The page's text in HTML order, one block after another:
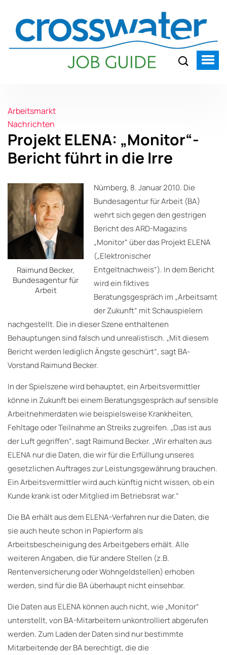
Arbeitsmarkt
Nachrichten
Projekt ELENA: „Monitor“-
Bericht führt in die Irre
Raimund Becker,
Bundesagentur für
Arbeit
Nürnberg, 8. Januar 2010. Die
Bundesagentur für Arbeit (BA)
wehrt sich gegen den gestrigen
Bericht des ARD-Magazins
„Monitor“ über das Projekt ELENA
(„Elektronischer
Entgeltnachweis“). In dem Bericht
wird ein fiktives
Beratungsgespräch im „Arbeitsamt
der Zukunft“ mit Schauspielern
nachgestellt. Die in dieser Szene enthaltenen
Behauptungen sind falsch und unrealistisch. „Mit diesem
Bericht werden lediglich Ängste geschürt“, sagt BA-
Vorstand Raimund Becker.
In der Spielszene wird behauptet, ein Arbeitsvermittler
könne in Zukunft bei einem Beratungsgespräch auf sensible
Arbeitnehmerdaten wie beispielsweise Krankheiten,
Fehltage oder Teilnahme an Streiks zugreifen. „Das ist aus
der Luft gegriffen“, sagt Raimund Becker. „Wir erhalten aus
ELENA nur die Daten, die wir für die Erfüllung unseres
gesetzlichen Auftrages zur Leistungsgewährung brauchen.
Ein Arbeitsvermittler wird auch künftig nicht wissen, ob ein
Kunde krank ist oder Mitglied im Betriebsrat war.“
Die BA erhält aus dem ELENA-Verfahren nur die Daten, die
sie auch heute schon in Papierform als
Arbeitsbescheinigung des Arbeitgebers erhält. Alle
weiteren Angaben, die für andere Stellen (z.B.
Rentenversicherung oder Wohngeldstellen) erhoben
werden, sind für die BA überhaupt nicht einsehbar.
Die Daten aus ELENA können auch nicht, wie „Monitor“
unterstellt, von BA-Mitarbeitern unkontrolliert abgerufen
werden. Zum Laden der Daten sind nur bestimmte
Mitarbeitende der BA berechtigt, die die